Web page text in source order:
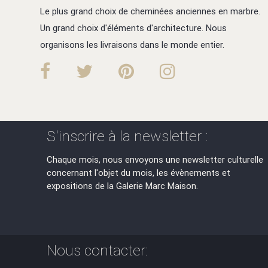
Le plus grand choix de cheminées anciennes en marbre.
Un grand choix d'éléments d'architecture. Nous
organisons les livraisons dans le monde entier.
S'inscrire à la newsletter :
Chaque mois, nous envoyons une newsletter culturelle
concernant l'objet du mois, les évènements et
expositions de la Galerie Marc Maison.
Nous contacter: